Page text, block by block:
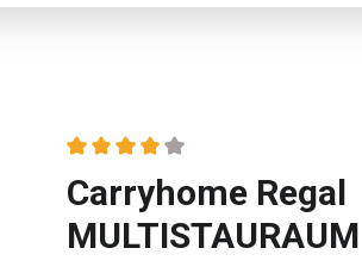
Durchschnittliche Bewertung von 4
Carryhome Regal
MULTISTAURAUM